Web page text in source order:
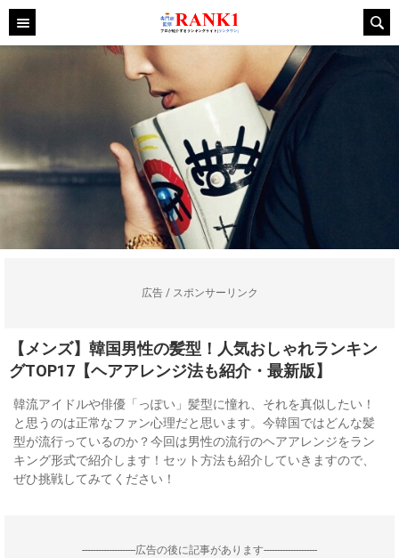
広告 / スポンサーリンク
【メンズ】韓国男性の髪型！人気おしゃれランキン
グTOP17【ヘアアレンジ法も紹介・最新版】
韓流アイドルや俳優「っぽい」髪型に憧れ、それを真似したい！
と思うのは正常なファン心理だと思います。今韓国ではどんな髪
型が流行っているのか？今回は男性の流行のヘアアレンジをラン
キング形式で紹介します！セット方法も紹介していきますので、
ぜひ挑戦してみてください！
--------------------広告の後に記事があります--------------------